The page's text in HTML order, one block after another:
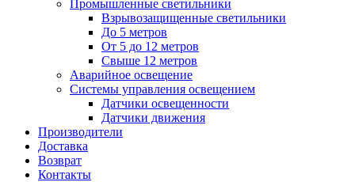
Промышленные светильники
Взрывозащищенные светильники
До 5 метров
От 5 до 12 метров
Свыше 12 метров
Аварийное освещение
Системы управления освещением
Датчики освещенности
Датчики движения
Производители
Доставка
Возврат
Контакты